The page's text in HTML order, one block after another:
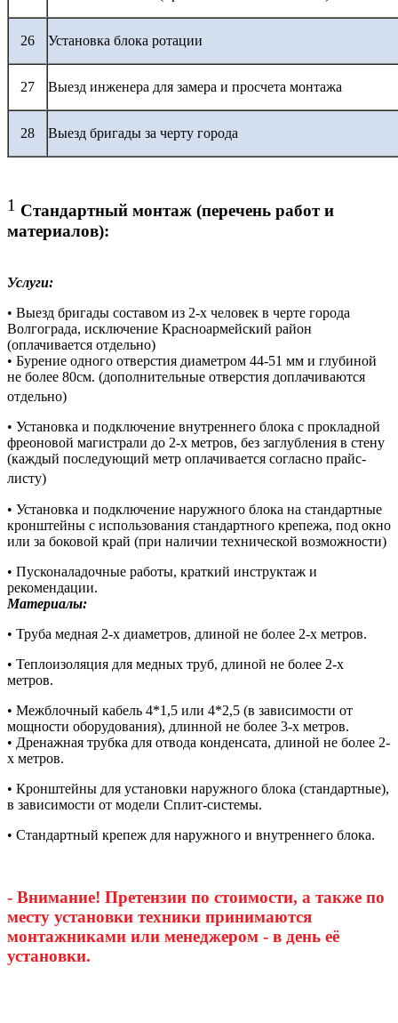
26 Установка блока ротации
27 Выезд инженера для замера и просчета монтажа
28 Выезд бригады за черту города
1 Стандартный монтаж (перечень работ и
материалов):
Услуги:
• Выезд бригады составом из 2-х человек в черте города
Волгограда, исключение Красноармейский район
(оплачивается отдельно)
• Бурение одного отверстия диаметром 44-51 мм и глубиной
не более 80см. (дополнительные отверстия доплачиваются
отдельно)
• Установка и подключение внутреннего блока с прокладной
фреоновой магистрали до 2-х метров, без заглубления в стену
(каждый последующий метр оплачивается согласно прайс-
листу)
• Установка и подключение наружного блока на стандартные
кронштейны с использования стандартного крепежа, под окно
или за боковой край (при наличии технической возможности)
• Пусконаладочные работы, краткий инструктаж и
рекомендации.
Материалы:
• Труба медная 2-х диаметров, длиной не более 2-х метров.
• Теплоизоляция для медных труб, длиной не более 2-х
метров.
• Межблочный кабель 4*1,5 или 4*2,5 (в зависимости от
мощности оборудования), длинной не более 3-х метров.
• Дренажная трубка для отвода конденсата, длиной не более 2-
х метров.
• Кронштейны для установки наружного блока (стандартные),
в зависимости от модели Сплит-системы.
• Стандартный крепеж для наружного и внутреннего блока.
- Внимание! Претензии по стоимости, а также по
месту установки техники принимаются
монтажниками или менеджером - в день её
установки.